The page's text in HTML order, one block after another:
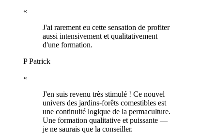
«
J'ai rarement eu cette sensation de profiter
aussi intensivement et qualitativement
d'une formation.
PPatrick
«
J'en suis revenu très stimulé ! Ce nouvel
univers des jardins-forêts comestibles est
une continuité logique de la permaculture.
Une formation qualitative et puissante —
je ne saurais que la conseiller.